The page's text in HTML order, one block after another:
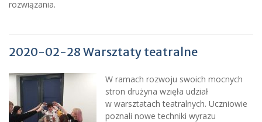
rozwiązania.
2020-02-28 Warsztaty teatralne
W ramach rozwoju swoich mocnych
stron drużyna wzięła udział
w warsztatach teatralnych. Uczniowie
poznali nowe techniki wyrazu